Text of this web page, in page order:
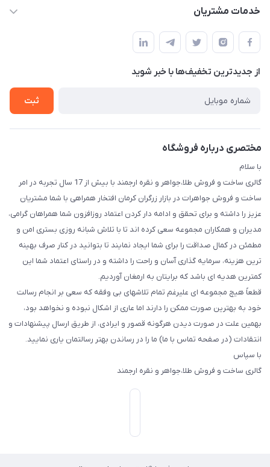
-گالری طلا،جواهر و نقره ارجمند
حساب کاربری
لیست محصولات
درباره ما
خدمات مشتریان
قوانین و مقررات
حریم خصوصی
راهنما
از جدید‌ترین تخفیف‌ها با‌ خبر شوید
ثبت
مختصری درباره فروشگاه
با سلام
گالری ساخت و فروش طلا،جواهر و نقره ارجمند با بیش از 17 سال تجربه در امر
ساخت و فروش جواهرات در بازار زرگران کرمان افتخار همراهی با شما مشتریان
عزیز را داشته و برای تحقق و ادامه دار کردن اعتماد روزافزون شما همراهان گرامی،
مدیران و همکاران مجموعه سعی کرده اند تا با تلاش شبانه روزی بستری امن و
مطمئن در کمال صداقت را برای شما ایجاد نمایند تا بتوانید در کنار صرف بهینه
ترین هزینه، سرمایه گذاری آسان و راحت را داشته و در راستای اعتماد شما این
کمترین هدیه ای باشد که برایتان به ارمغان آوردیم.
قطعاً هیچ مجموعه ای علیرغم تمام تلاشهای بی وفقه که سعی بر انجام رسالت
خود به بهترین صورت ممکن را دارند اما عاری از اشکال نبوده و نخواهد بود،
بهمین علت در صورت دیدن هرگونه قصور و ایرادی، از طریق ارسال پیشنهادات و
انتقادات (در صفحه تماس با ما) ما را در رساندن بهتر رسالتمان یاری نمایید.
با سپاس
گالری ساخت و فروش طلا،جواهر و نقره ارجمند